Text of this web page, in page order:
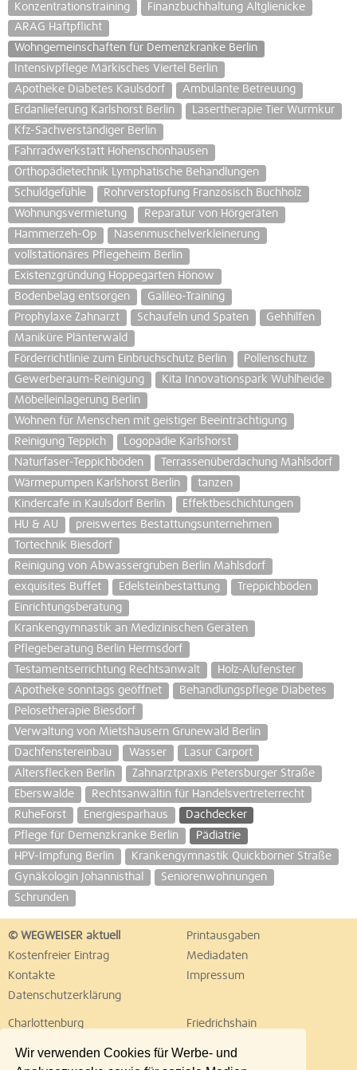
Wir verwenden Cookies für Werbe- und
Konzentrationstraining
Finanzbuchhaltung Altglienicke
ARAG Haftpflicht
Wohngemeinschaften für Demenzkranke Berlin
Intensivpflege Märkisches Viertel Berlin
Apotheke Diabetes Kaulsdorf
Ambulante Betreuung
Erdanlieferung Karlshorst Berlin
Lasertherapie Tier Wurmkur
Kfz-Sachverständiger Berlin
Fahrradwerkstatt Hohenschönhausen
Orthopädietechnik Lymphatische Behandlungen
Schuldgefühle
Rohrverstopfung Französisch Buchholz
Wohnungsvermietung
Reparatur von Hörgeräten
Hammerzeh-Op
Nasenmuschelverkleinerung
vollstationäres Pflegeheim Berlin
Existenzgründung Hoppegarten Hönow
Bodenbelag entsorgen
Galileo-Training
Prophylaxe Zahnarzt
Schaufeln und Spaten
Gehhilfen
Maniküre Plänterwald
Förderrichtlinie zum Einbruchschutz Berlin
Pollenschutz
Gewerberaum-Reinigung
Kita Innovationspark Wuhlheide
Möbelleinlagerung Berlin
Wohnen für Menschen mit geistiger Beeinträchtigung
Reinigung Teppich
Logopädie Karlshorst
Naturfaser-Teppichböden
Terrassenüberdachung Mahlsdorf
Wärmepumpen Karlshorst Berlin
tanzen
Kindercafe in Kaulsdorf Berlin
Effektbeschichtungen
HU & AU
preiswertes Bestattungsunternehmen
Tortechnik Biesdorf
Reinigung von Abwassergruben Berlin Mahlsdorf
exquisites Buffet
Edelsteinbestattung
Treppichböden
Einrichtungsberatung
Krankengymnastik an Medizinischen Geräten
Pflegeberatung Berlin Hermsdorf
Testamentserrichtung Rechtsanwalt
Holz-Alufenster
Apotheke sonntags geöffnet
Behandlungspflege Diabetes
Pelosetherapie Biesdorf
Verwaltung von Mietshäusern Grunewald Berlin
Dachfenstereinbau
Wasser
Lasur Carport
Altersflecken Berlin
Zahnarztpraxis Petersburger Straße
Eberswalde
Rechtsanwältin für Handelsvertreterrecht
RuheForst
Energiesparhaus
Dachdecker
Pflege für Demenzkranke Berlin
Pädiatrie
HPV-Impfung Berlin
Krankengymnastik Quickborner Straße
Gynäkologin Johannisthal
Seniorenwohnungen
Schrunden
© WEGWEISER aktuell
Printausgaben
Kostenfreier Eintrag
Mediadaten
Kontakte
Impressum
Datenschutzerklärung
Charlottenburg
Friedrichshain